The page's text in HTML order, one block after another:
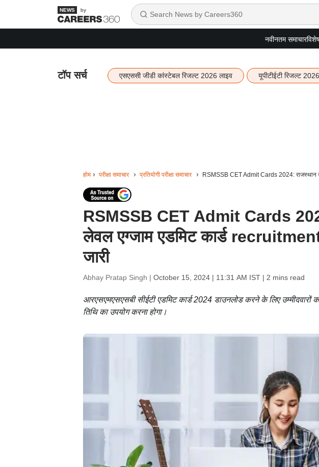
by
नवीनतम समाचार
टॉप सर्च एसएससी जीडी कांस्टेबल रिजल्ट 2026 लाइव यूपीटीईटी रिजल्ट
होम परीक्षा समाचार प्रतियोगी परीक्षा समाचार RSMSSB CET Admit Cards 2024: राजस्थान
RSMSSB CET Admit Cards
लेवल एग्जाम एडमिट कार्ड
जारी
Abhay Pratap Singh | October 15, 2024 | 11:31 AM IST| 2 mins read
आरएसएमएसएसबी सीईटी एडमिट कार्ड 2024 डाउनलोड करने के लिए
तिथि का उपयोग करना होगा।